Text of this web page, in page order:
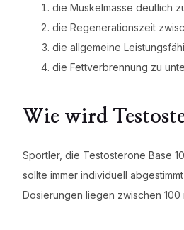
die Muskelmasse deutlich
die Regenerationszeit
die allgemeine
die Fettverbrennung zu
Wie wird
Sportler, die Testosterone Base
sollte immer individuell
Dosierungen liegen zwischen